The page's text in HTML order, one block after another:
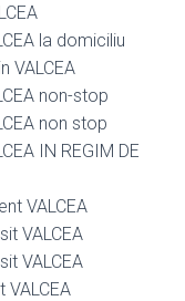
la domiciliu
VALCEA
non-stop
non stop
IN REGIM DE
VALCEA
VALCEA
VALCEA